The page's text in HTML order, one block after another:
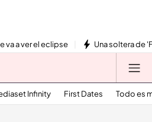
va a ver el eclipse Una soltera de
Infinity First Dates Todo es